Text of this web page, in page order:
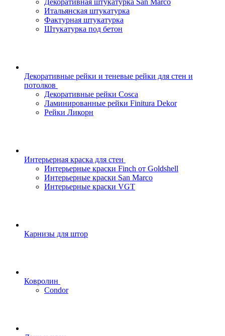
Декоративная штукатурка San Marco
Итальянская штукатурка
Фактурная штукатурка
Штукатурка под бетон
Декоративные рейки и теневые рейки для стен и
потолков
Декоративные рейки Cosca
Ламинированные рейки Finitura Dekor
Рейки Ликорн
Интерьерная краска для стен
Интерьерные краски Finch от Goldshell
Интерьерные краски San Marco
Интерьерные краски VGT
Карнизы для штор
Ковролин
Condor